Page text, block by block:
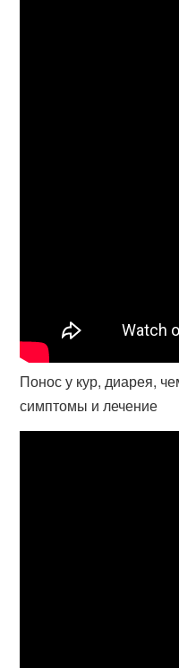
Понос у кур, диарея,
симптомы и лечение